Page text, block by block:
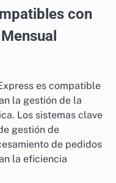
con
es compatible
la gestión de la
Los sistemas clave
gestión de
de pedidos
la eficiencia